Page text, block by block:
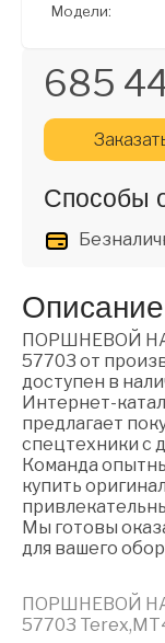
Модели:
685
Способы
Описание
ПОРШНЕВОЙ
57703 от
доступен в
Интернет-
предлагает
спецтехники с
Команда
купить
Мы готовы
для вашего
ПОРШНЕВОЙ
57703